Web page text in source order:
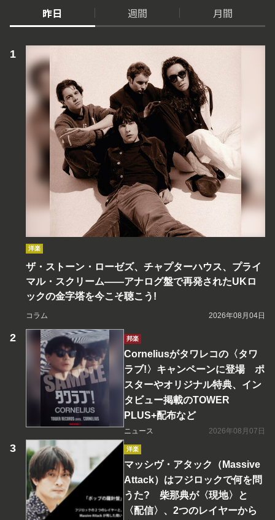
昨日 週間 月間
洋楽
ザ・ストーン・ローゼズ、チャプターハウス、プライ
マル・スクリーム――アナログ盤で再発されたUKロ
ックの金字塔を今こそ聴こう!
コラム 2026年08月04日
邦楽
Corneliusがタワレコの〈タワ
ラブ!〉キャンペーンに登場 ポ
スターやオリジナル特典、イン
タビュー掲載のTOWER
PLUS+配布など
ニュース 2026年08月07日
洋楽
マッシヴ・アタック（Massive
Attack）はフジロックで何を問
うた? 柴那典が〈現地〉と
〈配信〉、2つのレイヤーから